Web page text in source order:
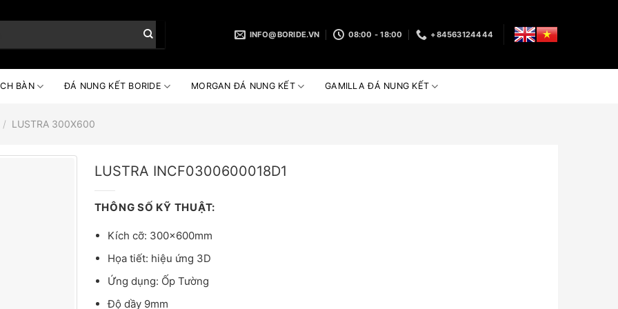
INFO@BORIDE.VN 08:00 - 18:00 +84563124444
BÀN ĐÁ NUNG KẾT BORIDE MORGAN ĐÁ NUNG KẾT GAMILLA ĐÁ NUNG KẾT
/ LUSTRA 300X600
LUSTRA INCF0300600018D1
THÔNG SỐ KỸ THUẬT:
Kích cỡ: 300x600mm
Họa tiết: hiệu ứng 3D
Ứng dụng: Ốp Tường
Độ dầy 9mm